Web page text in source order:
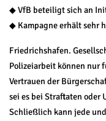
◆ VfB beteiligt sich an
◆ Kampagne erhält sehr
Friedrichshafen.
Polizeiarbeit können nur
Vertrauen der
sei es bei Straftaten
Schließlich kann jede